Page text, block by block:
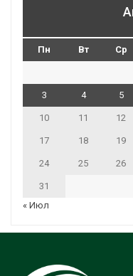
Пн Вт Ср
3 4 5
10 11 12
17 18 19
24 25 26
31
« Июл